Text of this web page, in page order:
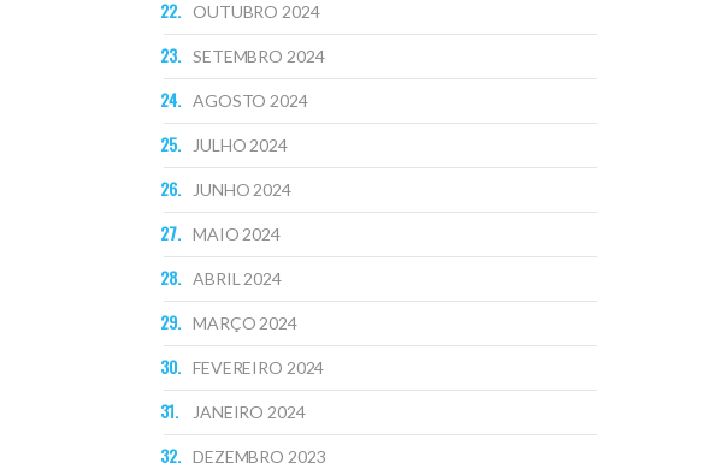
OUTUBRO 2024
SETEMBRO 2024
AGOSTO 2024
JULHO 2024
JUNHO 2024
MAIO 2024
ABRIL 2024
MARÇO 2024
FEVEREIRO 2024
JANEIRO 2024
DEZEMBRO 2023